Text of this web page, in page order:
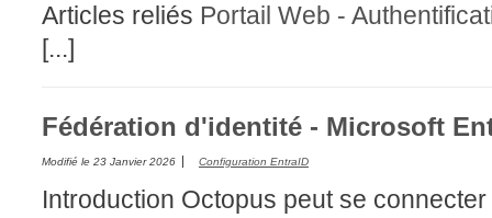
Articles reliés Portail Web -
[...]
Fédération d'identité - Microsoft
Modifié le 23 Janvier 2026 Configuration EntraID
Introduction Octopus peut se